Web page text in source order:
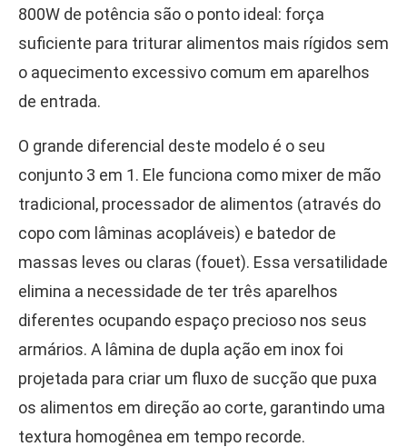
800W de potência são o ponto ideal: força
suficiente para triturar alimentos mais rígidos sem
o aquecimento excessivo comum em aparelhos
de entrada.
O grande diferencial deste modelo é o seu
conjunto 3 em 1. Ele funciona como mixer de mão
tradicional, processador de alimentos (através do
copo com lâminas acopláveis) e batedor de
massas leves ou claras (fouet). Essa versatilidade
elimina a necessidade de ter três aparelhos
diferentes ocupando espaço precioso nos seus
armários. A lâmina de dupla ação em inox foi
projetada para criar um fluxo de sucção que puxa
os alimentos em direção ao corte, garantindo uma
textura homogênea em tempo recorde.